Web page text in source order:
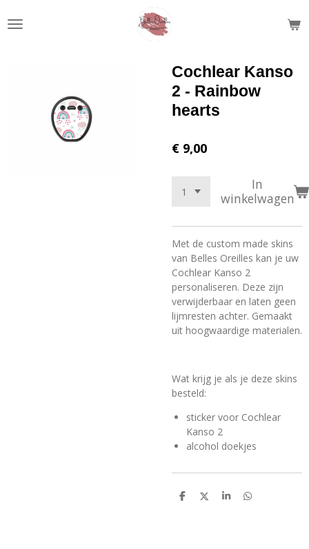
direct
Cochlear Kanso
2 - Rainbow
hearts
€ 9,00
In
winkelwagen
Met de custom made skins
van Belles Oreilles kan je uw
Cochlear Kanso 2
personaliseren. Deze zijn
verwijderbaar en laten geen
lijmresten achter. Gemaakt
uit hoogwaardige materialen.
Wat krijg je als je deze skins
besteld:
sticker voor Cochlear
Kanso 2
alcohol doekjes
D
D
S
D